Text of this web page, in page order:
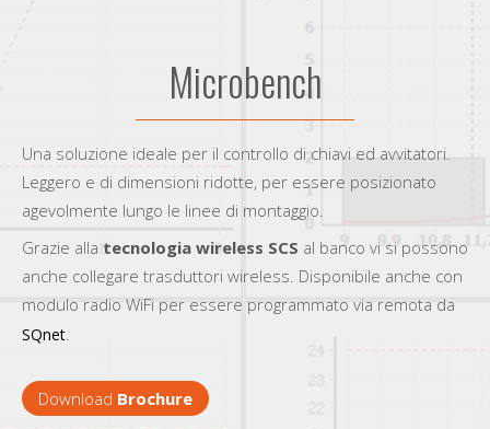
Microbench
Una soluzione ideale per il controllo di chiavi ed avvitatori.
Leggero e di dimensioni ridotte, per essere posizionato
agevolmente lungo le linee di montaggio.
Grazie alla tecnologia wireless SCS al banco vi si possono
anche collegare trasduttori wireless. Disponibile anche con
modulo radio WiFi per essere programmato via remota da
SQnet.
Download Brochure